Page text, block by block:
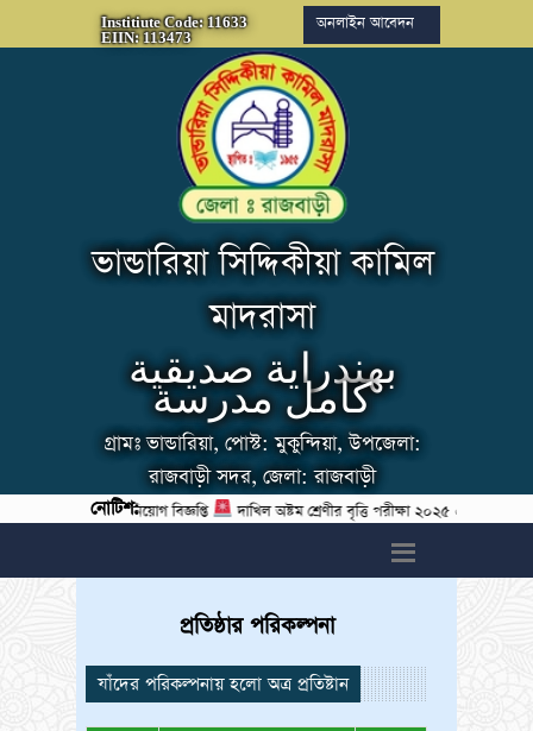
Institiute Code: 11633
EIIN: 113473
অনলাইন আবেদন
ভান্ডারিয়া সিদ্দিকীয়া কামিল
মাদরাসা
بهندراية صديقية
كامل مدرسة
গ্রামঃ ভান্ডারিয়া, পোস্ট: মুকুন্দিয়া, উপজেলা:
রাজবাড়ী সদর, জেলা: রাজবাড়ী
নোটিশ:
(গণিত) পদে নিয়োগ বিজ্ঞপ্তি
দাখিল অষ্টম শ্রেণীর বৃত্তি পরীক্ষা ২০২৫ এর সময়সূচি
প্রতিষ্ঠার পরিকল্পনা
যাঁদের পরিকল্পনায় হলো অত্র প্রতিষ্টান